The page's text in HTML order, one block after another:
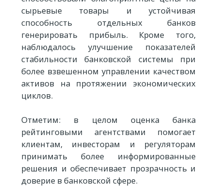
сырьевые товары и устойчивая
способность отдельных банков
генерировать прибыль. Кроме того,
наблюдалось улучшение показателей
стабильности банковской системы при
более взвешенном управлении качеством
активов на протяжении экономических
циклов.
Отметим: в целом оценка банка
рейтинговыми агентствами помогает
клиентам, инвесторам и регуляторам
принимать более информированные
решения и обеспечивает прозрачность и
доверие в банковской сфере.